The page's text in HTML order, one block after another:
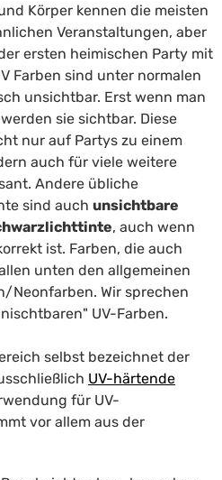
Körper kennen die meisten
Veranstaltungen, aber
ersten heimischen Party mit
Farben sind unter normalen
unsichtbar. Erst wenn man
sie sichtbar. Diese
nur auf Partys zu einem
auch für viele weitere
Andere übliche
sind auch unsichtbare
, auch wenn
ist. Farben, die auch
unten den allgemeinen
Neonfarben. Wir sprechen
UV-Farben.
selbst bezeichnet der
UV-härtende
für UV-
vor allem aus der